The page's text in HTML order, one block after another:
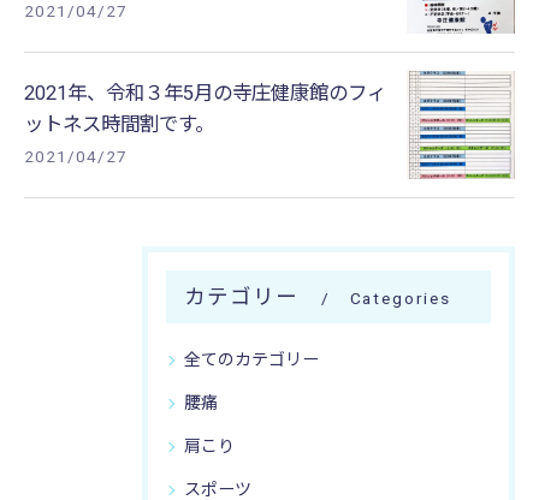
2021/04/27
2021年、令和３年5月の寺庄健康館のフィ
ットネス時間割です。
2021/04/27
カテゴリー Categories
全てのカテゴリー
腰痛
肩こり
スポーツ